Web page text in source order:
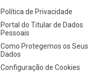
Política de Privacidade
Portal do Titular de Dados
Pessoais
Como Protegemos os Seus
Dados
Configuração de Cookies